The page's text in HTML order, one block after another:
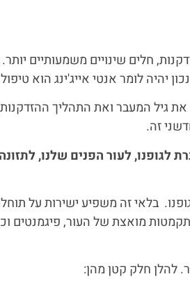
חלים שינויים משמעותיים
לומר אנטי אייג'ינג הוא
גיל המעבר ואת התהליך
זה.
לגופנו, לעור הפנים שלנו,
בלאי זה משפיע ישירות על
מואצת של העור, פיגמנטים
להלן חלק קטן מהן: